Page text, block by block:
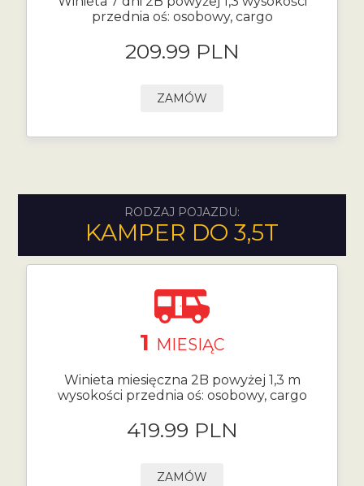
przednia oś: osobowy, cargo
209.99 PLN
ZAMÓW
RODZAJ POJAZDU:
KAMPER DO 3,5T
1 MIESIĄC
Winieta miesięczna 2B powyżej 1,3 m
wysokości przednia oś: osobowy, cargo
419.99 PLN
ZAMÓW